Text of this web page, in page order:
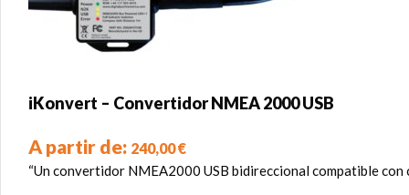
iKonvert – Convertidor NMEA 2000 USB
A partir de: 240,00€
“Un convertidor NMEA2000 USB bidireccional compatible con